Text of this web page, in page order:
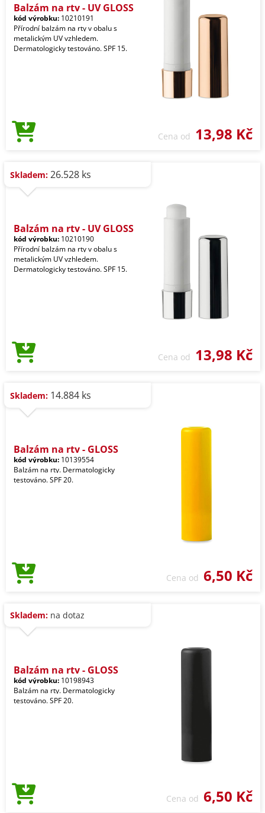
Balzám na rty - UV GLOSS
kód výrobku: 10210191
Přírodní balzám na rty v obalu s
metalickým UV vzhledem.
Dermatologicky testováno. SPF 15.
Cena od 13,98 Kč
Skladem: 26.528 ks
Balzám na rty - UV GLOSS
kód výrobku: 10210190
Přírodní balzám na rty v obalu s
metalickým UV vzhledem.
Dermatologicky testováno. SPF 15.
Cena od 13,98 Kč
Skladem: 14.884 ks
Balzám na rty - GLOSS
kód výrobku: 10139554
Balzám na rty. Dermatologicky
testováno. SPF 20.
Cena od 6,50 Kč
Skladem: na dotaz
Balzám na rty - GLOSS
kód výrobku: 10198943
Balzám na rty. Dermatologicky
testováno. SPF 20.
Cena od 6,50 Kč